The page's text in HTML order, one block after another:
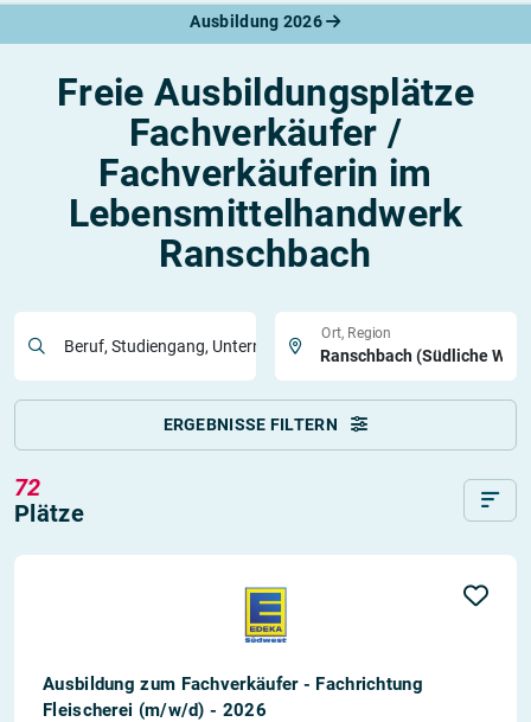
Ausbildung 2026
Freie Ausbildungsplätze
Fachverkäufer /
Fachverkäuferin im
Lebensmittelhandwerk
Ranschbach
Beruf, Studiengang, Unternehmen
Ort, Region
ERGEBNISSE FILTERN
72
Plätze
Ausbildung zum Fachverkäufer - Fachrichtung
Fleischerei (m/w/d) - 2026